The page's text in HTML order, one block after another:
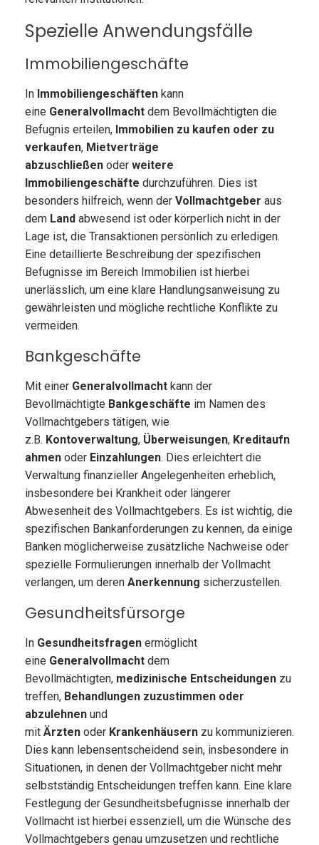
Spezielle Anwendungsfälle
Immobiliengeschäfte
In Immobiliengeschäften kann
eine Generalvollmacht dem Bevollmächtigten die
Befugnis erteilen, Immobilien zu kaufen oder zu
verkaufen, Mietverträge
abzuschließen oder weitere
Immobiliengeschäfte durchzuführen. Dies ist
besonders hilfreich, wenn der Vollmachtgeber aus
dem Land abwesend ist oder körperlich nicht in der
Lage ist, die Transaktionen persönlich zu erledigen.
Eine detaillierte Beschreibung der spezifischen
Befugnisse im Bereich Immobilien ist hierbei
unerlässlich, um eine klare Handlungsanweisung zu
gewährleisten und mögliche rechtliche Konflikte zu
vermeiden.
Bankgeschäfte
Mit einer Generalvollmacht kann der
Bevollmächtigte Bankgeschäfte im Namen des
Vollmachtgebers tätigen, wie
z.B. Kontoverwaltung, Überweisungen, Kreditaufn
ahmen oder Einzahlungen. Dies erleichtert die
Verwaltung finanzieller Angelegenheiten erheblich,
insbesondere bei Krankheit oder längerer
Abwesenheit des Vollmachtgebers. Es ist wichtig, die
spezifischen Bankanforderungen zu kennen, da einige
Banken möglicherweise zusätzliche Nachweise oder
spezielle Formulierungen innerhalb der Vollmacht
verlangen, um deren Anerkennung sicherzustellen.
Gesundheitsfürsorge
In Gesundheitsfragen ermöglicht
eine Generalvollmacht dem
Bevollmächtigten, medizinische Entscheidungen zu
treffen, Behandlungen zuzustimmen oder
abzulehnen und
mit Ärzten oder Krankenhäusern zu kommunizieren.
Dies kann lebensentscheidend sein, insbesondere in
Situationen, in denen der Vollmachtgeber nicht mehr
selbstständig Entscheidungen treffen kann. Eine klare
Festlegung der Gesundheitsbefugnisse innerhalb der
Vollmacht ist hierbei essenziell, um die Wünsche des
Vollmachtgebers genau umzusetzen und rechtliche